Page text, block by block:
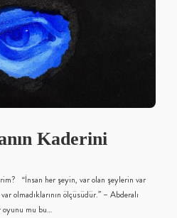
Kaderini
“İnsan her şeyin, var olan şeylerin var
olmadıklarının ölçüsüdür.” – Abderalı
oyunu mu bu…